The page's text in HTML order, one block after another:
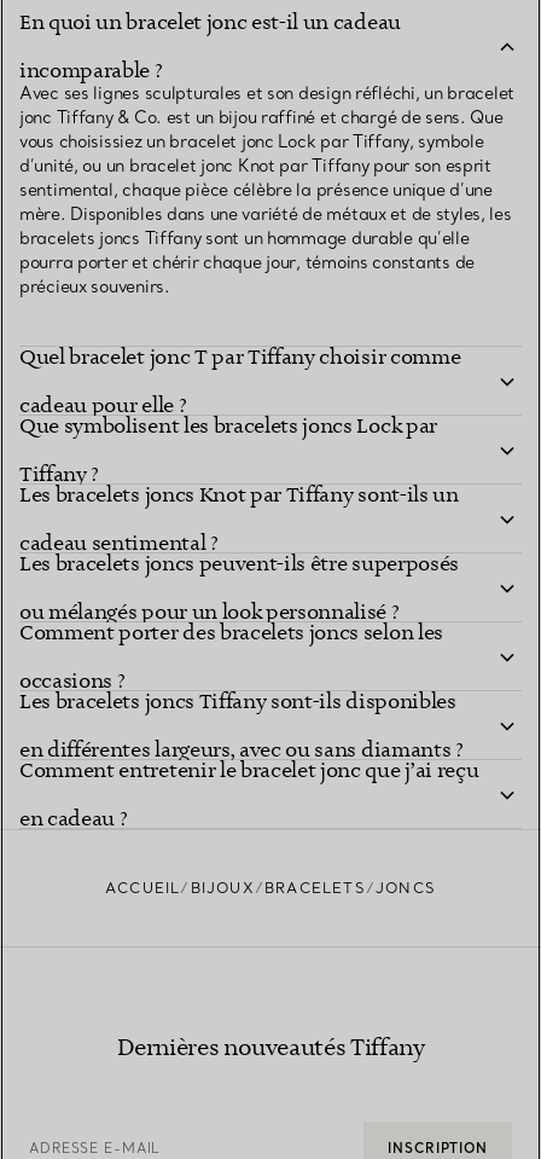
En quoi un bracelet jonc est-il un cadeau
incomparable ?
Avec ses lignes sculpturales et son design réfléchi, un bracelet
jonc Tiffany & Co. est un bijou raffiné et chargé de sens. Que
vous choisissiez un bracelet jonc Lock par Tiffany, symbole
d’unité, ou un bracelet jonc Knot par Tiffany pour son esprit
sentimental, chaque pièce célèbre la présence unique d’une
mère. Disponibles dans une variété de métaux et de styles, les
bracelets joncs Tiffany sont un hommage durable qu’elle
pourra porter et chérir chaque jour, témoins constants de
précieux souvenirs.
Quel bracelet jonc T par Tiffany choisir comme
cadeau pour elle ?
Que symbolisent les bracelets joncs Lock par
Tiffany ?
Les bracelets joncs Knot par Tiffany sont-ils un
cadeau sentimental ?
Les bracelets joncs peuvent-ils être superposés
ou mélangés pour un look personnalisé ?
Comment porter des bracelets joncs selon les
occasions ?
Les bracelets joncs Tiffany sont-ils disponibles
en différentes largeurs, avec ou sans diamants ?
Comment entretenir le bracelet jonc que j’ai reçu
en cadeau ?
ACCUEIL BIJOUX BRACELETS JONCS
Dernières nouveautés Tiffany
ADRESSE E-MAIL INSCRIPTION